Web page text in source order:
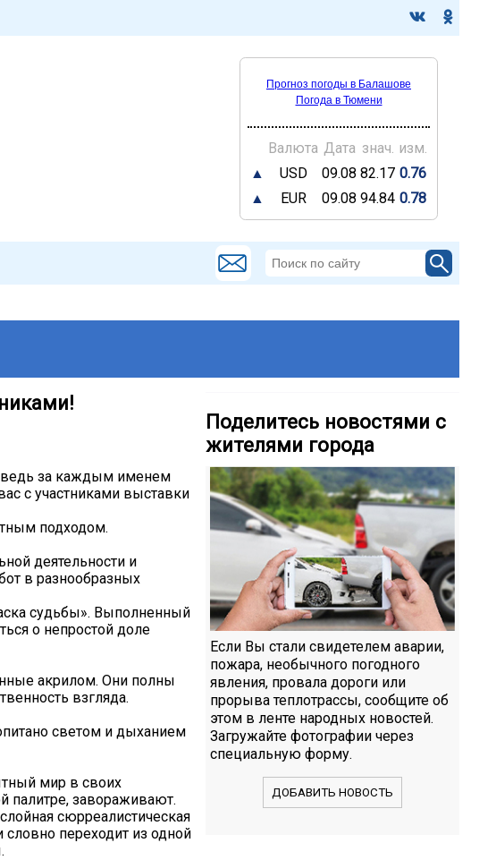
Прогноз погоды в Балашове
Погода в Тюмени
Валюта Дата знач. изм.
▲
USD 09.08 82.17 0.76
▲
EUR 09.08 94.84 0.78
ведь за каждым именем
с участниками выставки
подходом.
деятельности и
в разнообразных
судьбы». Выполненный
о непростой доле
акрилом. Они полны
взгляда.
светом и дыханием
мир в своих
палитре, завораживают.
сюрреалистическая
переходит из одной
Поделитесь новостями с
жителями города
Если Вы стали свидетелем аварии,
пожара, необычного погодного
явления, провала дороги или
прорыва теплотрассы, сообщите об
этом в ленте народных новостей.
Загружайте фотографии через
специальную форму.
ДОБАВИТЬ НОВОСТЬ